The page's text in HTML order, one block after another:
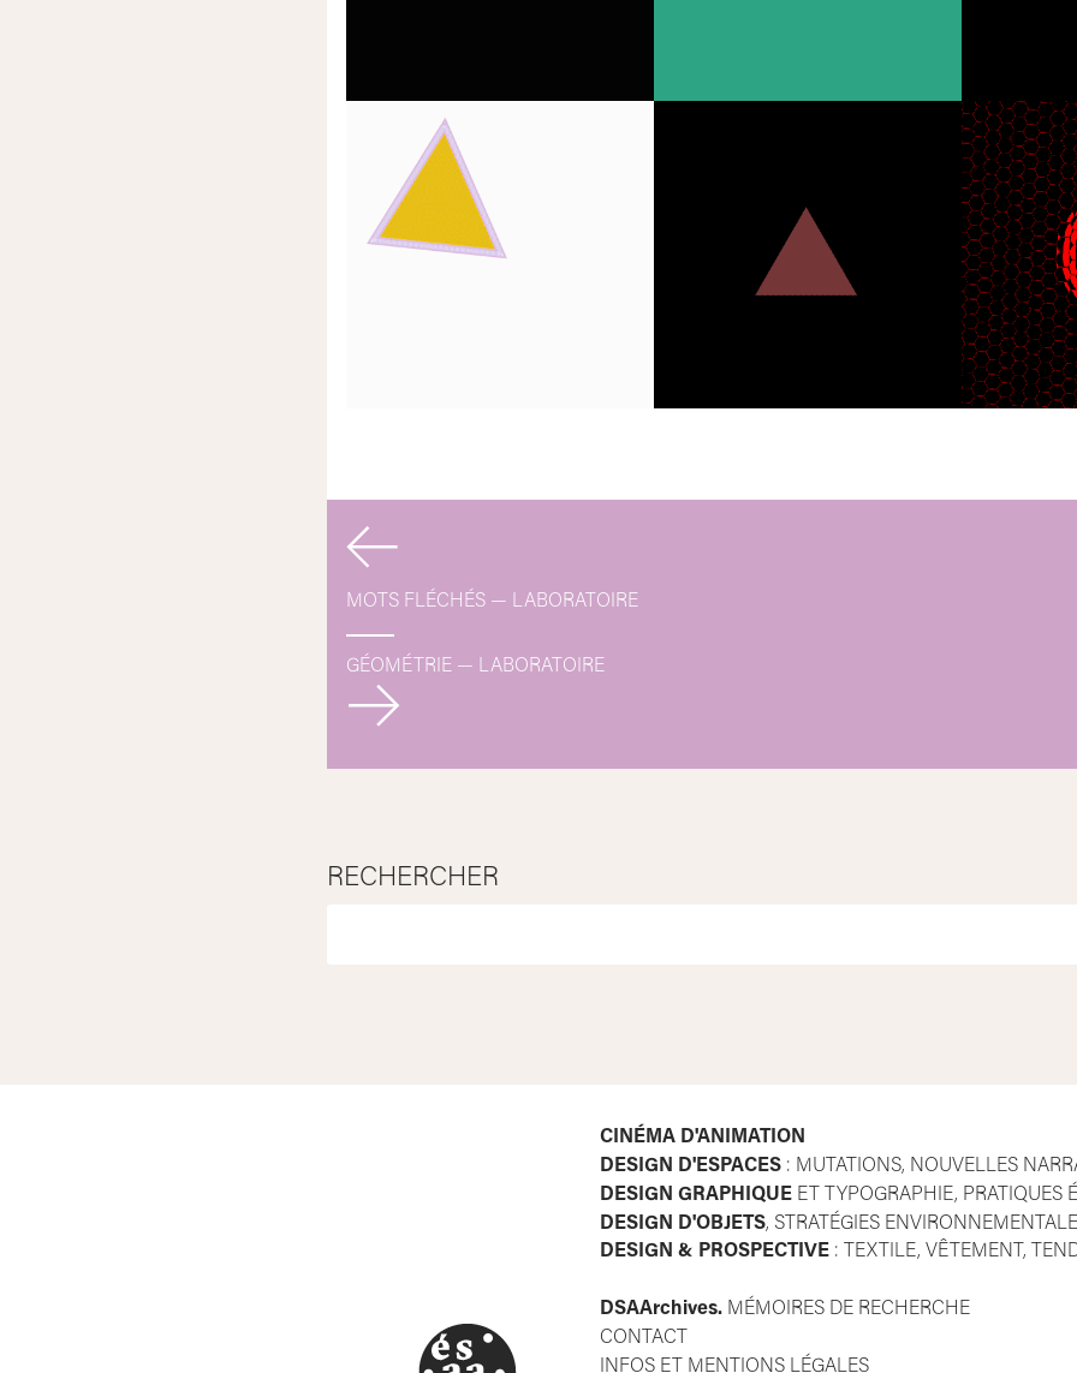
Navigation
de
l’article
MOTS FLÉCHÉS — LABORATOIRE
GÉOMÉTRIE — LABORATOIRE
RECHERCHER
CINÉMA D'ANIMATION
DESIGN D'ESPACES: MUTATIONS, NOUVELLES
DESIGN GRAPHIQUEET TYPOGRAPHIE, PRATIQUES
DESIGN D'OBJETS, STRATÉGIES
DESIGN & PROSPECTIVE : TEXTILE, VÊTEMENT,
DSAArchives.MÉMOIRES DE RECHERCHE
CONTACT
INFOS ET MENTIONS LÉGALES